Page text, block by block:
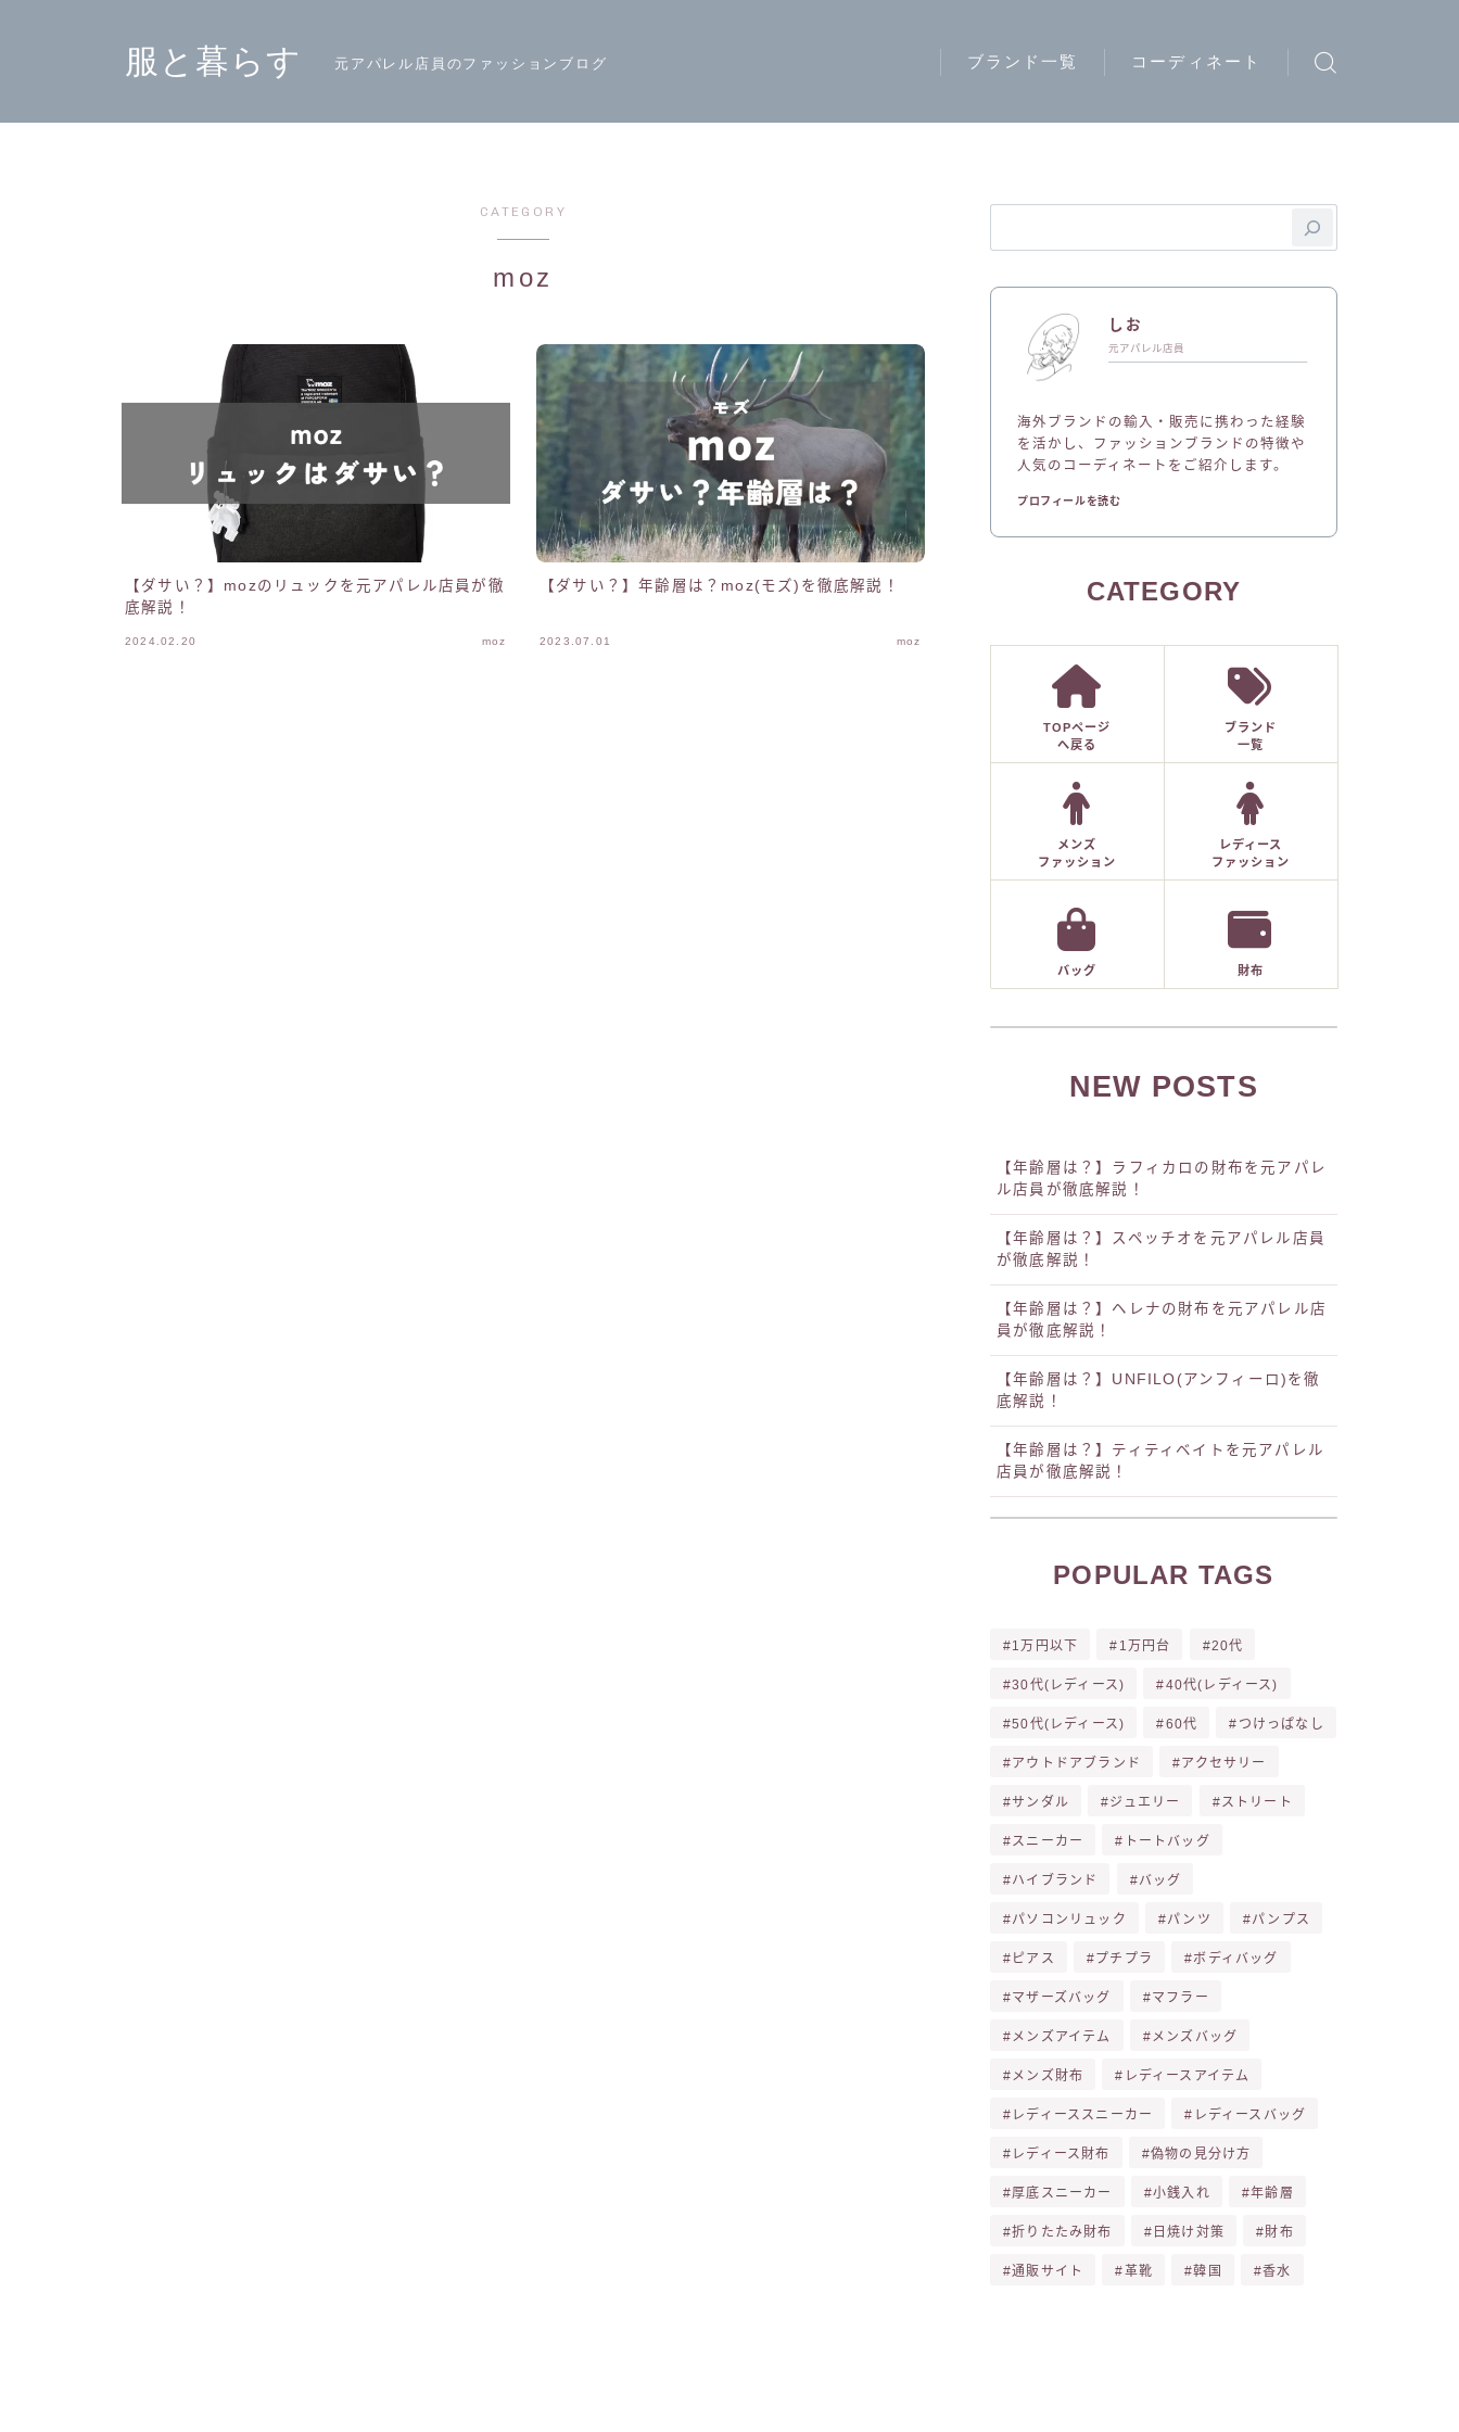
服と暮らす 元アパレル店員のファッションブログ ブランド一覧
モード系ブランド
ハイブランド
レディースブランド
カジュアルブランド
ワークウェアブランド
コーディネート
CATEGORY
moz
【ダサい？】mozのリュックを元アパレル店員が徹
底解説！
2024.02.20 moz
【ダサい？】年齢層は？moz(モズ)を徹底解説！
2023.07.01 moz
しお
元アパレル店員
海外ブランドの輸入・販売に携わった経験
を活かし、ファッションブランドの特徴や
人気のコーディネートをご紹介します。
プロフィールを読む
CATEGORY
TOPページ
へ戻る
ブランド
一覧
メンズ
ファッション
レディース
ファッション
バッグ 財布
NEW POSTS
【年齢層は？】ラフィカロの財布を元アパレ
ル店員が徹底解説！
【年齢層は？】スペッチオを元アパレル店員
が徹底解説！
【年齢層は？】ヘレナの財布を元アパレル店
員が徹底解説！
【年齢層は？】UNFILO(アンフィーロ)を徹
底解説！
【年齢層は？】ティティベイトを元アパレル
店員が徹底解説！
POPULAR TAGS
1万円以下 1万円台 20代
30代(レディース) 40代(レディース)
50代(レディース) 60代 つけっぱなし
アウトドアブランド アクセサリー
サンダル ジュエリー ストリート
スニーカー トートバッグ
ハイブランド バッグ
パソコンリュック パンツ パンプス
ピアス プチプラ ボディバッグ
マザーズバッグ マフラー
メンズアイテム メンズバッグ
メンズ財布 レディースアイテム
レディーススニーカー レディースバッグ
レディース財布 偽物の見分け方
厚底スニーカー 小銭入れ 年齢層
折りたたみ財布 日焼け対策 財布
通販サイト 革靴 韓国 香水